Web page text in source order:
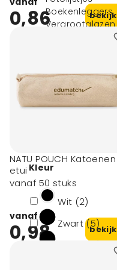
Boekenleggers
Vergrootglazen
Notitieboekjes
Mappen
Kalenders
Kleur
Wit (2)
Zwart (5)
0,86 bekijk
NATU POUCH Katoenen
etui
vanaf 50 stuks
vanaf
0,98 bekijk